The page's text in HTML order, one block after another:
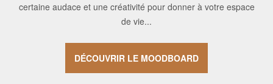
certaine audace et une créativité pour donner à votre espace
de vie...
DÉCOUVRIR LE MOODBOARD